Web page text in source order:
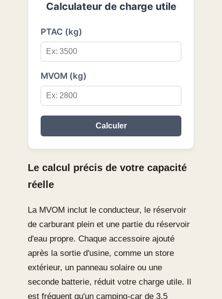
Calculateur de charge utile
PTAC (kg)
MVOM (kg)
Calculer
Le calcul précis de votre capacité
réelle
La MVOM inclut le conducteur, le réservoir
de carburant plein et une partie du réservoir
d'eau propre. Chaque accessoire ajouté
après la sortie d'usine, comme un store
extérieur, un panneau solaire ou une
seconde batterie, réduit votre charge utile. Il
est fréquent qu'un camping-car de 3,5